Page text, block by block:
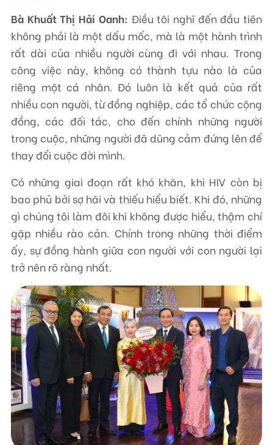
Bà Khuất Thị Hải Oanh: Điều tôi nghĩ đến đầu tiên
không phải là một dấu mốc, mà là một hành trình
rất dài của nhiều người cùng đi với nhau. Trong
công việc này, không có thành tựu nào là của
riêng một cá nhân. Đó luôn là kết quả của rất
nhiều con người, từ đồng nghiệp, các tổ chức cộng
đồng, các đối tác, cho đến chính những người
trong cuộc, những người đã dũng cảm đứng lên để
thay đổi cuộc đời mình.
Có những giai đoạn rất khó khăn, khi HIV còn bị
bao phủ bởi sợ hãi và thiếu hiểu biết. Khi đó, những
gì chúng tôi làm đôi khi không được hiểu, thậm chí
gặp nhiều rào cản. Chính trong những thời điểm
ấy, sự đồng hành giữa con người với con người lại
trở nên rõ ràng nhất.